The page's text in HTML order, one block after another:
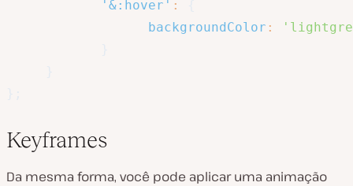
'&:hover' :
backgroundColor :
Keyframes
Da mesma forma, você pode aplicar uma animação